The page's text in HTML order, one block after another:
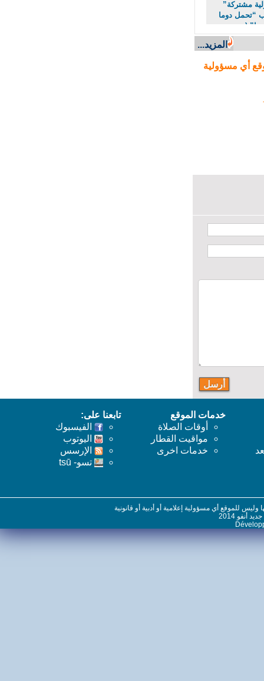
مشتركة”
دوما
(مصدر
المزيد...
أي مسؤولية
خدمات الموقع
أوقات الصلاة
مواقيت القطار
خدمات اخرى
تابعنا على:
الفيسبوك
اليوتوب
اﻹرسس
تسو- tsū
للموقع أي مسؤولية إعلامية أو أدبية أو قانونية
2014